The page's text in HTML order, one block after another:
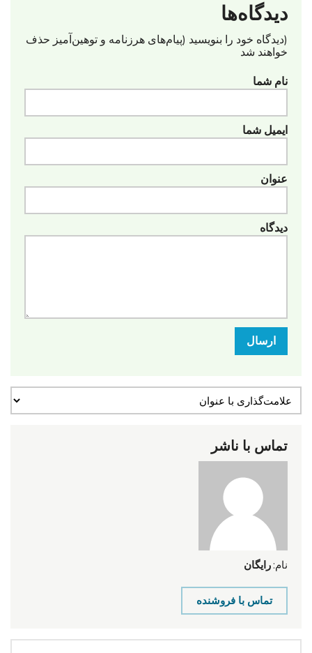
دیدگاه‌ها
(دیدگاه خود را بنویسید (پیام‌های هرزنامه‌ و توهین‌آمیز حذف
خواهند شد
نام شما
ایمیل شما
عنوان
دیدگاه
ارسال
تماس با ناشر
نام: رایگان
تماس با فروشنده